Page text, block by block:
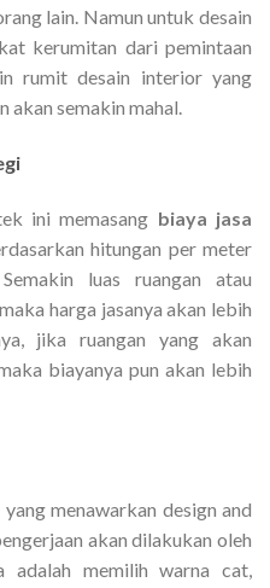
lain. Namun untuk desain
kerumitan dari pemintaan
rumit desain interior yang
akan semakin mahal.
ini memasang biaya jasa
hitungan per meter
luas ruangan atau
harga jasanya akan lebih
jika ruangan yang akan
biayanya pun akan lebih
menawarkan design and
akan dilakukan oleh
adalah memilih warna cat,